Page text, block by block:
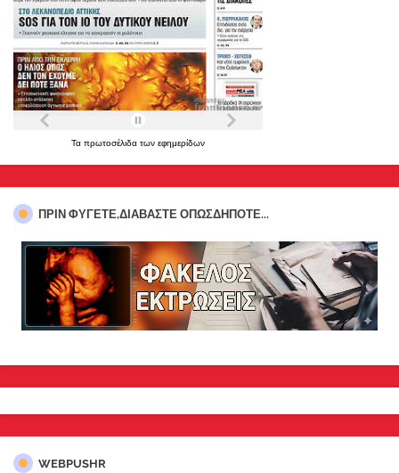
Τα πρωτοσέλιδα των εφημερίδων
ΠΡΊΝ ΦΎΓΕΤΕ,ΔΙΑΒΆΣΤΕ ΟΠΩΣΔΉΠΟΤΕ...
WEBPUSHR